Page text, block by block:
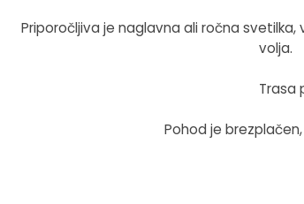
Priporočljiva je naglavna ali ročna
volja.
Trasa
Pohod je
Medobčinski inšpektorat in redarstvo
Zapore cest